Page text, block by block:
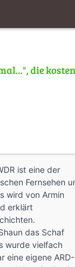
die
ist eine der
Fernsehen
wird von Armin
erklärt
das Schaf
wurde vielfach
eine eigene ARD-